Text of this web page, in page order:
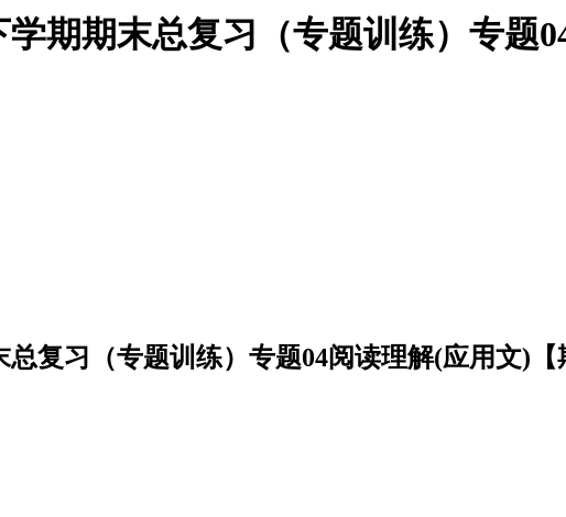
期期末总复习（专题训练）专题
复习（专题训练）专题04阅读理解(应用文)